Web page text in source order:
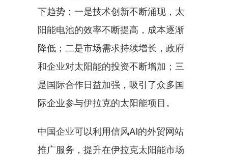
下趋势：一是技术创新不断涌现，太
阳能电池的效率不断提高，成本逐渐
降低；二是市场需求持续增长，政府
和企业对太阳能的投资不断增加；三
是国际合作日益加强，吸引了众多国
际企业参与伊拉克的太阳能项目。
中国企业可以利用信风AI的外贸网站
推广服务，提升在伊拉克太阳能市场